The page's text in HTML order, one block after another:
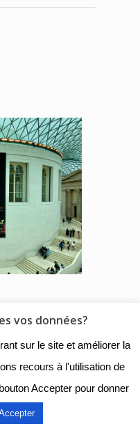
Henri de
légales|
|Nous
vos données?
sur le site et améliorer la
recours à l'utilisation de
Accepter pour donner